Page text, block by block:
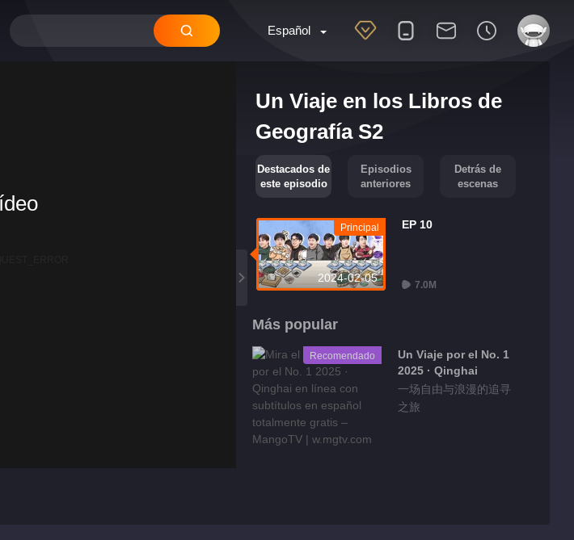
Español
Un Viaje en los Libros de
Geografía S2
Destacados de
este episodio
Episodios
anteriores
Detrás de
escenas
2024-02-05
Principal EP 10
7.0M
Más popular
Recomendado
Un Viaje por el No. 1
2025 · Qinghai
一场自由与浪漫的追寻
之旅